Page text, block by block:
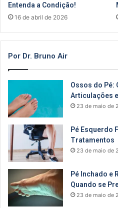
Entenda a Condição!
16 de abril de 2026
Por Dr. Bruno Air
Ossos do Pé:
Articulações
23 de maio de
Pé Esquerdo
Tratamentos
23 de maio de
Pé Inchado e
Quando se
23 de maio de